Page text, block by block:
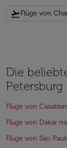
flight_takeoffFlüge von
Die
Petersburg
Flüge von
Flüge von Dakar
Flüge von Sao